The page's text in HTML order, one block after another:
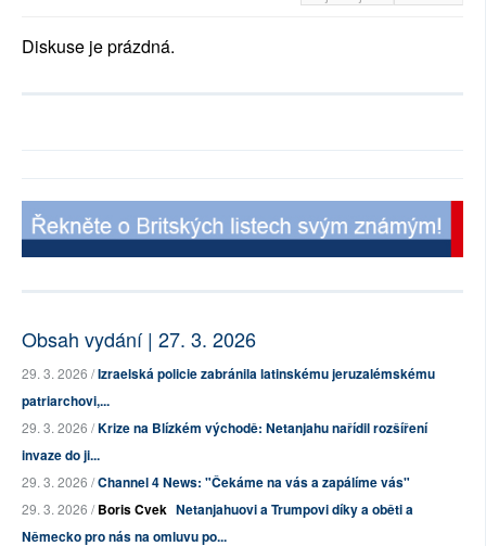
Diskuse je prázdná.
Obsah vydání | 27. 3. 2026
29. 3. 2026 /Izraelská policie zabránila latinskému jeruzalémskému
patriarchovi,...
29. 3. 2026 /Krize na Blízkém východě: Netanjahu nařídil rozšíření
invaze do ji...
29. 3. 2026 /Channel 4 News: "Čekáme na vás a zapálíme vás"
29. 3. 2026 /Boris Cvek Netanjahuovi a Trumpovi díky a oběti a
Německo pro nás na omluvu po...